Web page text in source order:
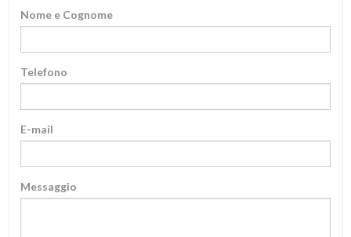
Nome e Cognome
Telefono
E-mail
Messaggio